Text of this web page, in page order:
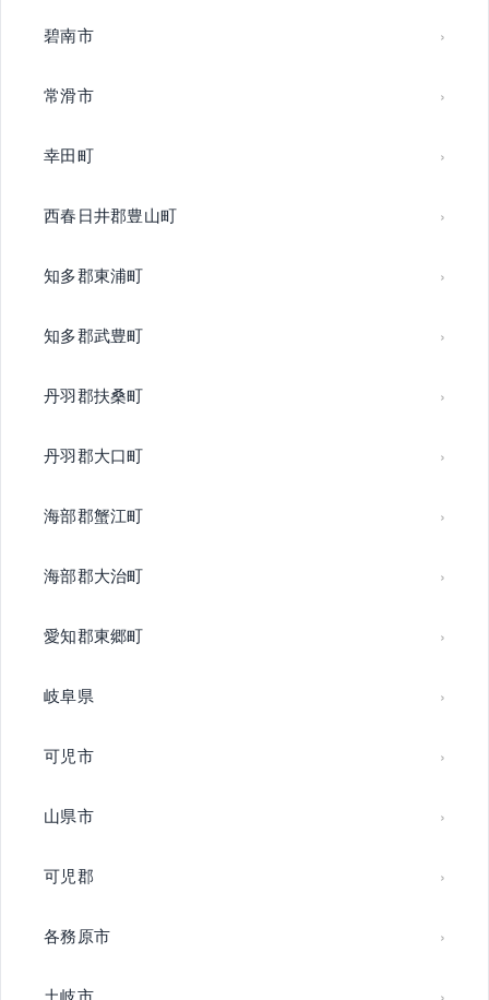
碧南市
常滑市
幸田町
西春日井郡豊山町
知多郡東浦町
知多郡武豊町
丹羽郡扶桑町
丹羽郡大口町
海部郡蟹江町
海部郡大治町
愛知郡東郷町
岐阜県
可児市
山県市
可児郡
各務原市